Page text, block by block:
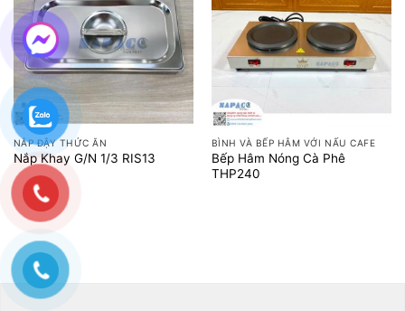
NẮP ĐẬY THỨC ĂN
Nắp Khay G/N 1/3 RIS13
BÌNH VÀ BẾP HÂM VỚI NẤU CAFE
Bếp Hâm Nóng Cà Phê
THP240